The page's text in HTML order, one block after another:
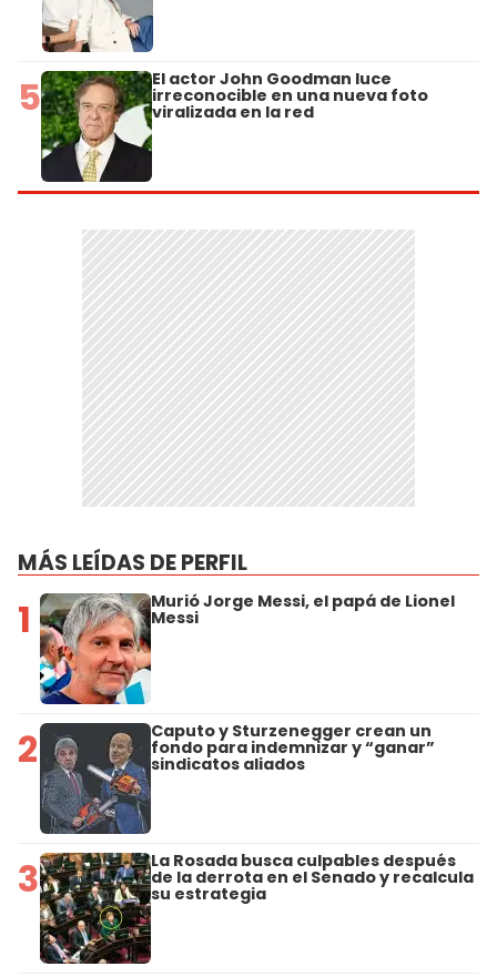
5 El actor John Goodman luce
irreconocible en una nueva foto
viralizada en la red
MÁS LEÍDAS DE PERFIL
1 Murió Jorge Messi, el papá de Lionel
Messi
2 Caputo y Sturzenegger crean un
fondo para indemnizar y “ganar”
sindicatos aliados
3 La Rosada busca culpables después
de la derrota en el Senado y recalcula
su estrategia